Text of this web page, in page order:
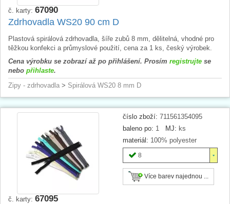
č. karty: 67090
Zdrhovadla WS20 90 cm D
Plastová spirálová zdrhovadla, šíře zubů 8 mm, dělitelná, vhodné pro
těžkou konfekci a průmyslové použití, cena za 1 ks, český výrobek.
Cena výrobku se zobrazí až po přihlášení. Prosím registrujte se
nebo přihlaste.
Zipy - zdrhovadla > Spirálová WS20 8 mm D
číslo zboží: 711561354095
baleno po: 1 MJ: ks
materiál: 100% polyester
8
Více barev najednou ...
č. karty: 67095